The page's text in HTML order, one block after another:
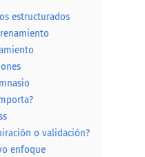
estructurados
o validación?
enfoque